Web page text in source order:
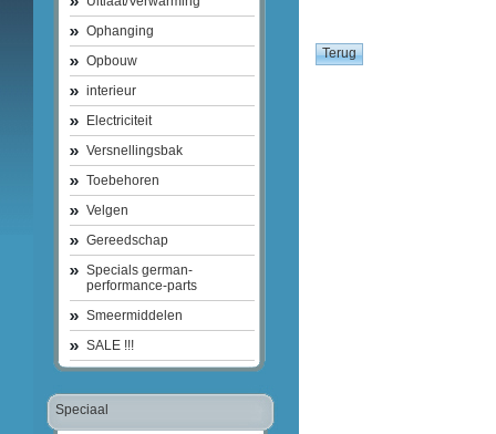
Ophanging
Opbouw
interieur
Electriciteit
Versnellingsbak
Toebehoren
Velgen
Gereedschap
Specials german-
performance-parts
Smeermiddelen
SALE !!!
Speciaal